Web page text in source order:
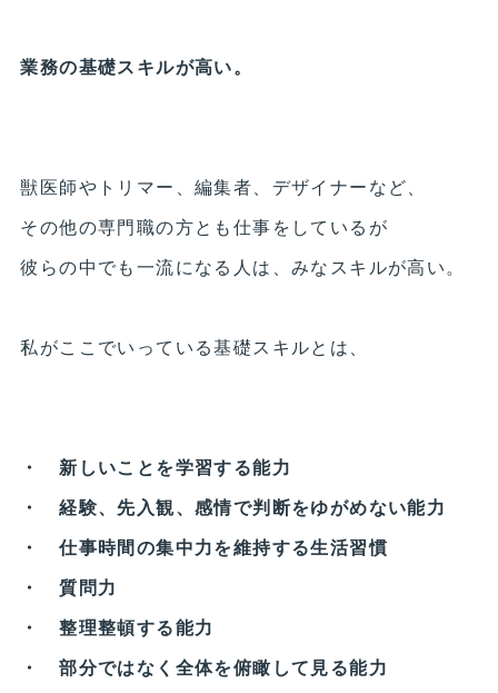
業務の基礎スキルが高い。
獣医師やトリマー、編集者、デザイナーなど、
その他の専門職の方とも仕事をしているが
彼らの中でも一流になる人は、みなスキルが高い。
私がここでいっている基礎スキルとは、
・ 新しいことを学習する能力
・ 経験、先入観、感情で判断をゆがめない能力
・ 仕事時間の集中力を維持する生活習慣
・ 質問力
・ 整理整頓する能力
・ 部分ではなく全体を俯瞰して見る能力